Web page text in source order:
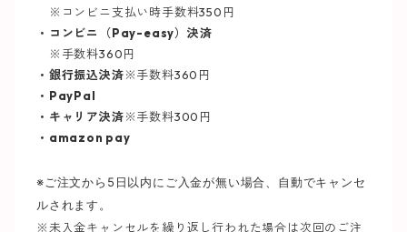
※コンビニ支払い時手数料350円
・コンビニ（Pay-easy）決済
※手数料360円
・銀行振込決済※手数料360円
・PayPal
・キャリア決済※手数料300円
・amazon pay
※ご注文から5日以内にご入金が無い場合、自動でキャンセ
ルされます。
※未入金キャンセルを繰り返し行われた場合は次回のご注